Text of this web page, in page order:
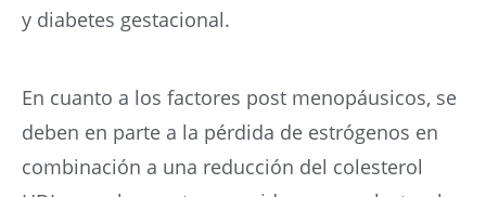
y diabetes gestacional.
En cuanto a los factores post menopáusicos, se
deben en parte a la pérdida de estrógenos en
combinación a una reducción del colesterol